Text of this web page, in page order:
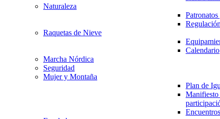
Naturaleza
Raquetas de Nieve
Calendario
Marcha Nórdica
Seguridad
Mujer y Montaña
Plan de